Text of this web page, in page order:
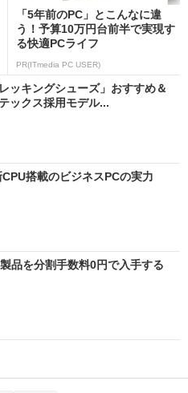
「5年前のPC」とこんなに違
う！予算10万円台前半で実現す
る快適PCライフ
PR(ITmedia PC USER)
ッキングシューズ」おすすめ＆
ックス採用モデル...
搭載のビジネスPCの実力
品を分割手数料0円で入手する